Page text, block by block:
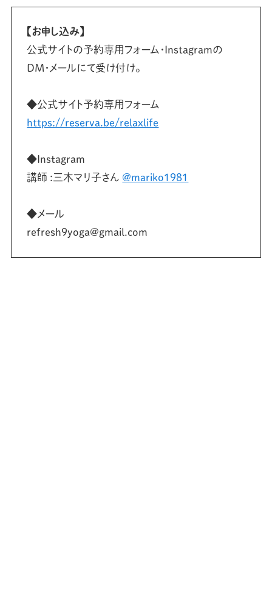
【お申し込み】
公式サイトの予約専用フォーム・Instagramの
DM・メールにて受け付け。
⁡◆公式サイト予約専用フォーム
https://reserva.be/relaxlife
◆Instagram
講師 :三木マリ子さん @mariko1981
◆メール
refresh9yoga@gmail.com⁡